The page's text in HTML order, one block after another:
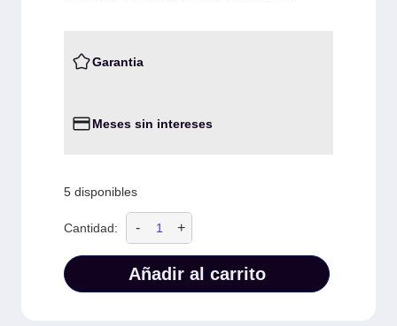
Garantia
Meses sin intereses
5 disponibles
Cantidad: - +
Añadir al carrito